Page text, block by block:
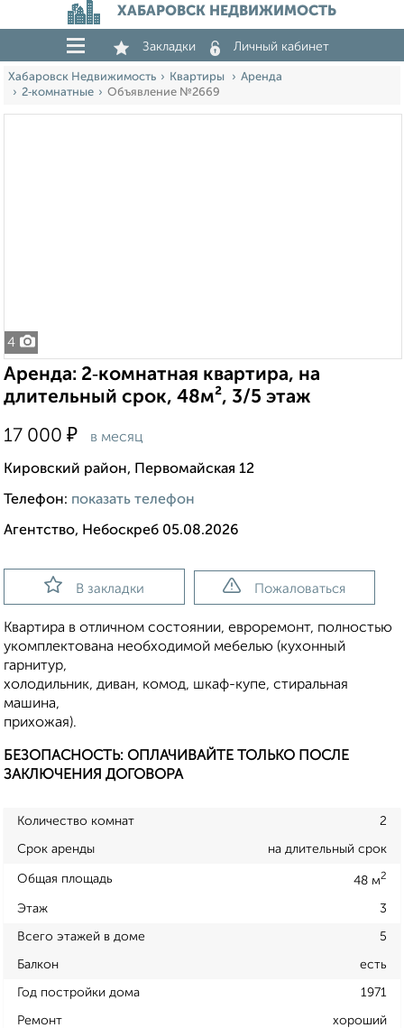
ХАБАРОВСК НЕДВИЖИМОСТЬ
Закладки Личный кабинет
Хабаровск Недвижимость Квартиры
Аренда
2‑комнатные
Объявление №2669
4
Аренда: 2‑комнатная квартира, на
длительный срок, 48м², 3/5 этаж
17 000 ₽ в месяц
Кировский район, Первомайская 12
Телефон: показать телефон
Агентство, Небоскреб 05.08.2026
В закладки Пожаловаться
Квартира в отличном состоянии, евроремонт, полностью
укомплектована необходимой мебелью (кухонный
гарнитур,
холодильник, диван, комод, шкаф-купе, стиральная
машина,
прихожая).
БЕЗОПАСНОСТЬ: ОПЛАЧИВАЙТЕ ТОЛЬКО ПОСЛЕ
ЗАКЛЮЧЕНИЯ ДОГОВОРА
Количество комнат 2
Срок аренды на длительный срок
Общая площадь 48 м2
Этаж 3
Всего этажей в доме 5
Балкон есть
Год постройки дома 1971
Ремонт хороший